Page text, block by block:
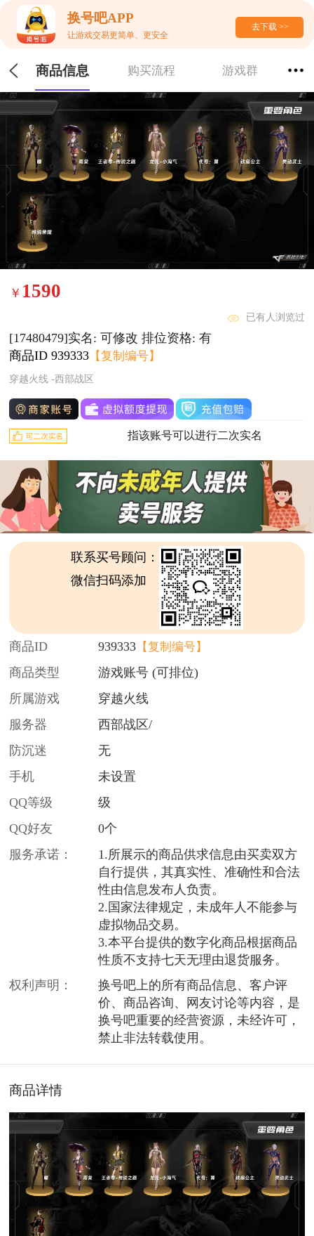
换号吧APP
让游戏交易更简单、更安全
去下载 >>
商品信息 购买流程 游戏群
￥ 1590
已有人浏览过
[17480479]实名: 可修改 排位资格: 有
商品ID 939333 【复制编号】
穿越火线 -西部战区
指该账号可以进行二次实名
联系买号顾问：
微信扫码添加
商品ID 939333【复制编号】
商品类型
游戏账号 (可排位)
所属游戏
穿越火线
服务器
西部战区/
防沉迷
无
手机
未设置
QQ等级
级
QQ好友
0个
服务承诺：
1.所展示的商品供求信息由买卖双方
自行提供，其真实性、准确性和合法
性由信息发布人负责。
2.国家法律规定，未成年人不能参与
虚拟物品交易。
3.本平台提供的数字化商品根据商品
性质不支持七天无理由退货服务。
权利声明：
换号吧上的所有商品信息、客户评
价、商品咨询、网友讨论等内容，是
换号吧重要的经营资源，未经许可，
禁止非法转载使用。
商品详情